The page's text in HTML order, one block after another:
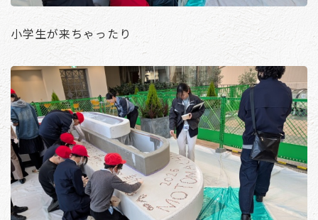
小学生が来ちゃったり